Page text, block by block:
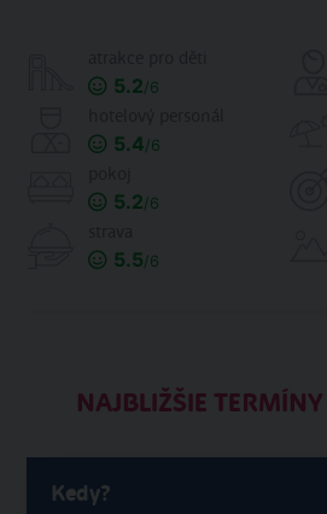
5.2/6
5.4/6
5.2/6
5.5/6
NAJBLIŽŠIE TERMÍNY
Kedy?